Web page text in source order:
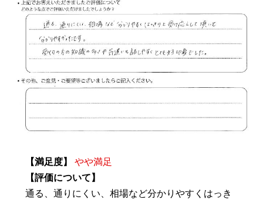
【満足度】
やや満足
【評価について】
通る、通りにくい、相場など分かりやすくはっき